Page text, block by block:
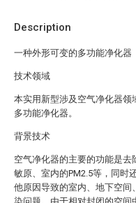
Description
一种外形可变的多功能净化器
技术领域
本实用新型涉及空气净化器领
多功能净化器。
背景技术
空气净化器的主要的功能是去
敏原、室内的PM2.5等，同时
他原因导致的室内、地下空间